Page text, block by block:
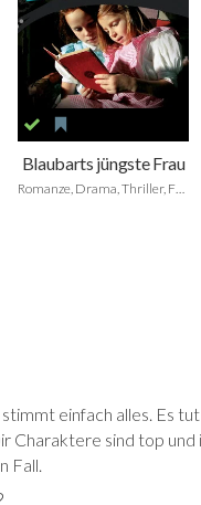
Blaubarts jüngste Frau
Romanze, Drama, Thriller, Fantasy, Foreign
einfach alles. Es
Charaktere sind top
Fall.